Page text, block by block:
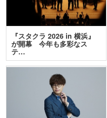
『スタクラ 2026 in 横浜』
が開幕 今年も多彩なス
テ…